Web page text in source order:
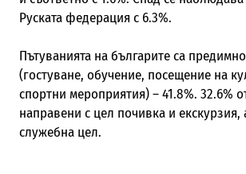
Руската федерация с 6.3%.
Пътуванията на българите са
(гостуване, обучение, посещение на
спортни мероприятия) – 41.8%. 32.6%
направени с цел почивка и екскурзия,
служебна цел.